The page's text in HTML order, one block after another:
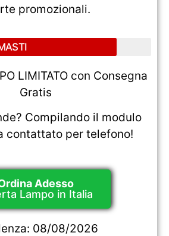
promozionali.
LIMITATO con Consegna
Gratis
Compilando il modulo
contattato per telefono!
Adesso
Lampo in Italia
08/08/2026